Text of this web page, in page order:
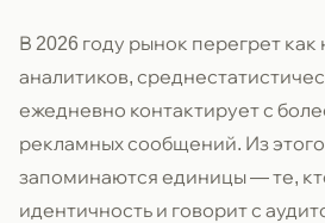
В 2026 году рынок перегрет
аналитиков,
ежедневно контактирует с
рекламных сообщений. Из
запоминаются единицы — те,
идентичность и говорит с